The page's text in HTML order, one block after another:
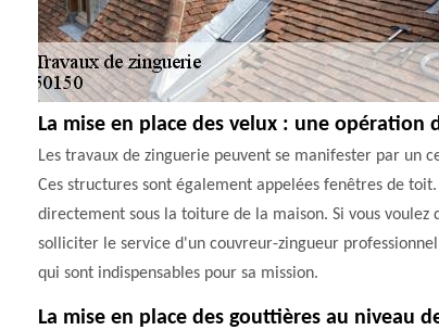
La mise en place des velux : une opération
Les travaux de zinguerie peuvent se manifester par un
Ces structures sont également appelées fenêtres de
directement sous la toiture de la maison. Si vous
solliciter le service d'un couvreur-zingueur
qui sont indispensables pour sa mission.
La mise en place des gouttières au niveau